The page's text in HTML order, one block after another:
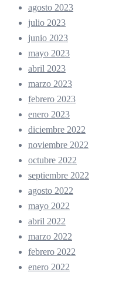
agosto 2023
julio 2023
junio 2023
mayo 2023
abril 2023
marzo 2023
febrero 2023
enero 2023
diciembre 2022
noviembre 2022
octubre 2022
septiembre 2022
agosto 2022
mayo 2022
abril 2022
marzo 2022
febrero 2022
enero 2022